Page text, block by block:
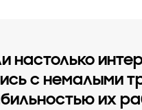
настолько
с немалыми
их